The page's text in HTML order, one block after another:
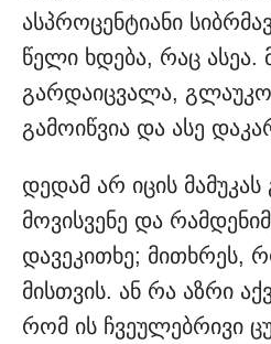
ასპროცენტიანი
წელი ხდება, რაც ასეა.
გარდაიცვალა,
გამოიწვია და ასე
დედამ არ იცის
მოვისვენე და
დავეკითხე; მითხრეს,
მისთვის. ან რა აზრი
რომ ის ჩვეულებრივი